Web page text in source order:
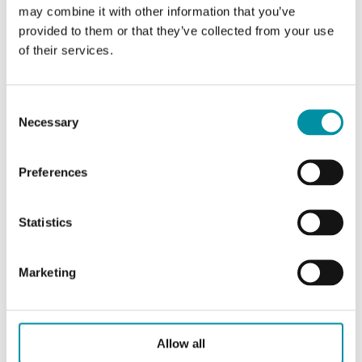
may combine it with other information that you’ve
provided to them or that they’ve collected from your use
of their services.
Selection
Necessary
Preferences
Statistics
Marketing
Allow all
riscaldamento, raffreddamento…
Diametro nominale
160 m³/h